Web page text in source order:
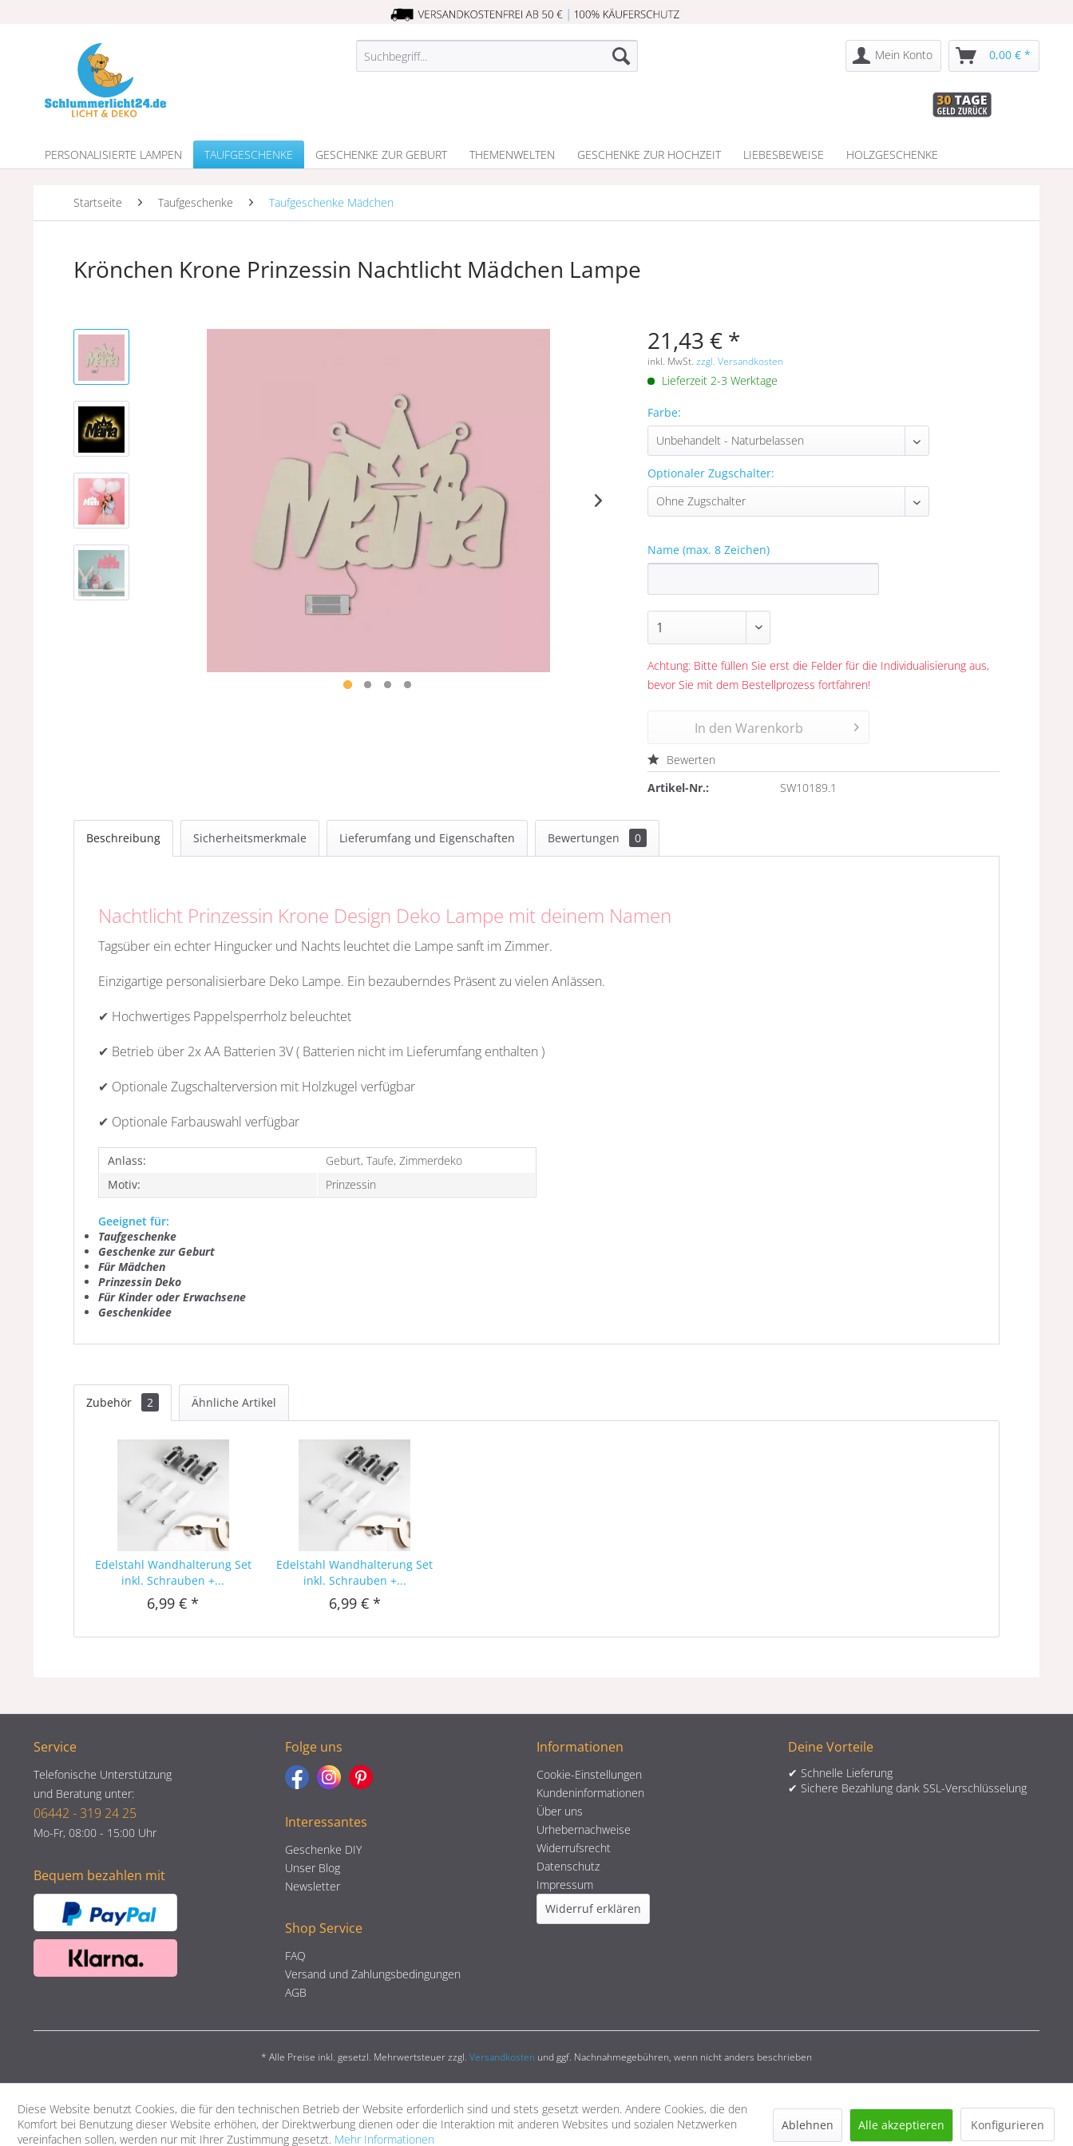
Mein Konto 0,00 € *
PERSONALISIERTE LAMPEN TAUFGESCHENKE GESCHENKE ZUR GEBURT THEMENWELTEN GESCHENKE ZUR HOCHZEIT LIEBESBEWEISE HOLZGESCHENKE
Startseite Taufgeschenke Taufgeschenke Mädchen
Krönchen Krone Prinzessin Nachtlicht Mädchen Lampe
21,43 € *
inkl. MwSt.zzgl. Versandkosten
Lieferzeit 2-3 Werktage
Farbe:
Optionaler Zugschalter:
Name (max. 8 Zeichen)
Achtung: Bitte füllen Sie erst die Felder für die Individualisierung aus,
bevor Sie mit dem Bestellprozess fortfahren!
In den Warenkorb
Bewerten
Artikel-Nr.:
SW10189.1
Beschreibung Sicherheitsmerkmale Lieferumfang und Eigenschaften Bewertungen 0
Nachtlicht Prinzessin Krone Design Deko Lampe mit deinem Namen
Tagsüber ein echter Hingucker und Nachts leuchtet die Lampe sanft im Zimmer.
Einzigartige personalisierbare Deko Lampe. Ein bezauberndes Präsent zu vielen Anlässen.
✔ Hochwertiges Pappelsperrholz beleuchtet
✔ Betrieb über 2x AA Batterien 3V ( Batterien nicht im Lieferumfang enthalten )
✔ Optionale Zugschalterversion mit Holzkugel verfügbar
✔ Optionale Farbauswahl verfügbar
Anlass:
Geburt, Taufe, Zimmerdeko
Motiv:
Prinzessin
Geeignet für:
Taufgeschenke
Geschenke zur Geburt
Für Mädchen
Prinzessin Deko
Für Kinder oder Erwachsene
Geschenkidee
Zubehör 2 Ähnliche Artikel
Edelstahl Wandhalterung Set
inkl. Schrauben +...
6,99 € *
Edelstahl Wandhalterung Set
inkl. Schrauben +...
6,99 € *
Service
Telefonische Unterstützung
und Beratung unter:
06442 - 319 24 25
Mo-Fr, 08:00 - 15:00 Uhr
Bequem bezahlen mit
Folge uns
Interessantes
Geschenke DIY
Unser Blog
Newsletter
Shop Service
FAQ
Versand und Zahlungsbedingungen
AGB
Informationen
Cookie-Einstellungen
Kundeninformationen
Über uns
Urhebernachweise
Widerrufsrecht
Datenschutz
Impressum
Widerruf erklären
Deine Vorteile
✔ Schnelle Lieferung
✔ Sichere Bezahlung dank SSL-Verschlüsselung
* Alle Preise inkl. gesetzl. Mehrwertsteuer zzgl. Versandkosten und ggf. Nachnahmegebühren, wenn nicht anders beschrieben
Diese Website benutzt Cookies, die für den technischen Betrieb der Website erforderlich sind und stets gesetzt werden. Andere Cookies, die den
Komfort bei Benutzung dieser Website erhöhen, der Direktwerbung dienen oder die Interaktion mit anderen Websites und sozialen Netzwerken
vereinfachen sollen, werden nur mit Ihrer Zustimmung gesetzt. Mehr Informationen
Ablehnen Alle akzeptieren Konfigurieren